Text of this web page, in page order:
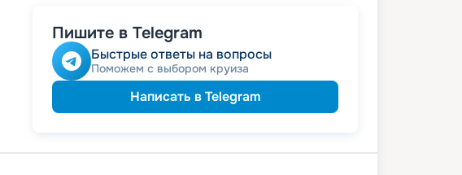
Пишите в Telegram
Быстрые ответы на вопросы
Поможем с выбором круиза
Написать в Telegram